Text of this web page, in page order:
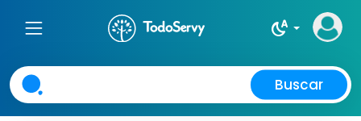
night_sight_auto
Buscar